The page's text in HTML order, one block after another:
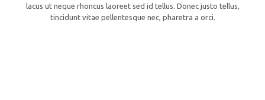
lacus ut neque rhoncus laoreet sed id tellus. Donec justo tellus,
tincidunt vitae pellentesque nec, pharetra a orci.